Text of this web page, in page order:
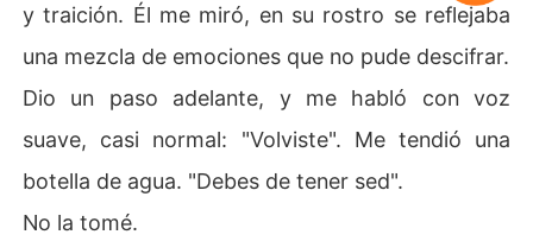
y traición. Él me miró, en su rostro se reflejaba
una mezcla de emociones que no pude descifrar.
Dio un paso adelante, y me habló con voz
suave, casi normal: "Volviste". Me tendió una
botella de agua. "Debes de tener sed".
No la tomé.